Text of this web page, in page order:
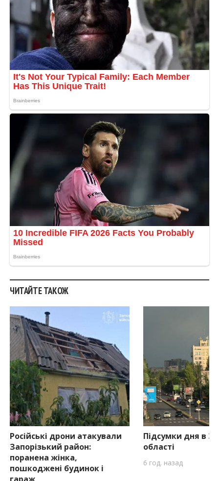
ЧИТАЙТЕ ТАКОЖ
Російські дрони атакували
Запорізький район:
поранена жінка,
пошкоджені будинок і
Підсумки дня в
області
6 год. назад